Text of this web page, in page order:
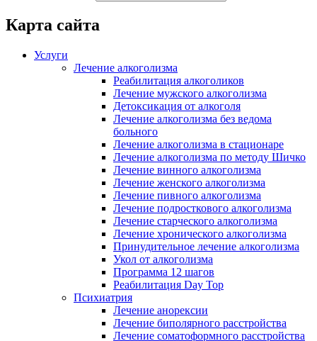
Карта сайта
Услуги
Лечение алкоголизма
Реабилитация алкоголиков
Лечение мужского алкоголизма
Детоксикация от алкоголя
Лечение алкоголизма без ведома
больного
Лечение алкоголизма в стационаре
Лечение алкоголизма по методу Шичко
Лечение винного алкоголизма
Лечение женского алкоголизма
Лечение пивного алкоголизма
Лечение подросткового алкоголизма
Лечение старческого алкоголизма
Лечение хронического алкоголизма
Принудительное лечение алкоголизма
Укол от алкоголизма
Программа 12 шагов
Реабилитация Day Top
Психиатрия
Лечение анорексии
Лечение биполярного расстройства
Лечение соматоформного расстройства